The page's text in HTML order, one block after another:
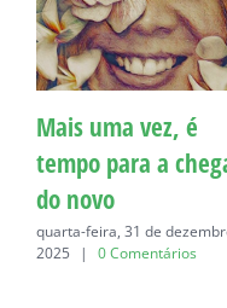
Mais uma vez, é
tempo para a
do novo
quarta-feira, 31 de
2025
| 0 Comentários